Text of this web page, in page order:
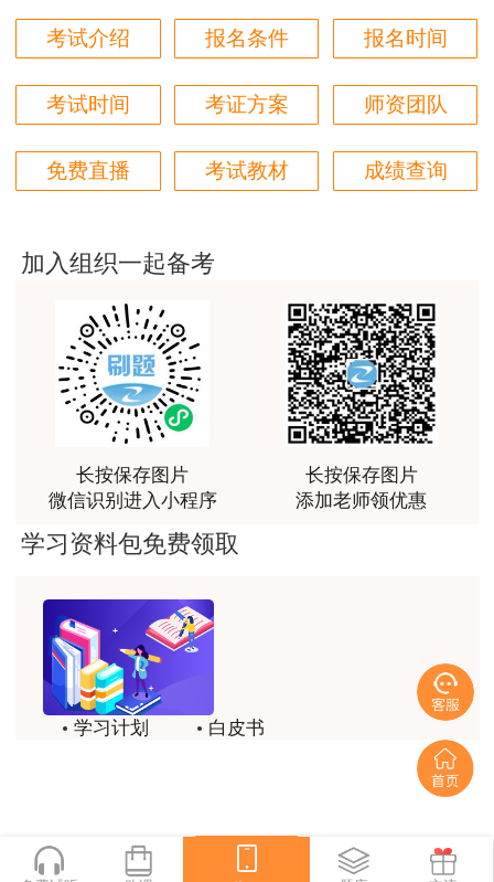
用户m9****66
们网站教学质量越来越高。祝大家都取得满意的结
果！
用户m5****66
3位老师，讲的都非常的好，
用户m9****88
建设工程教育网很给力，课程逻辑清晰，老师讲解通
俗易懂，重点突出，模拟题质量高，押题卷压中的知
识点很多，尤其是实务简答题秘籍压中将近70%的小
问，让小白学员也能一次过四门，十分给力，值得推
用户jl****un
感谢教育网的多年支持与培养。
老师讲课认真负责，要点突出；我考试通过了。
用户m9****66
老师讲课认真负责，要点突出；我考试通过了。
用户ch****15
喜欢达老师的讲课
考试介绍 报名条件 报名时间
考试时间 考证方案 师资团队
免费直播 考试教材 成绩查询
加入组织一起备考
长按保存图片
微信识别进入小程序
长按保存图片
添加老师领优惠
学习资料包免费领取
学习计划
白皮书